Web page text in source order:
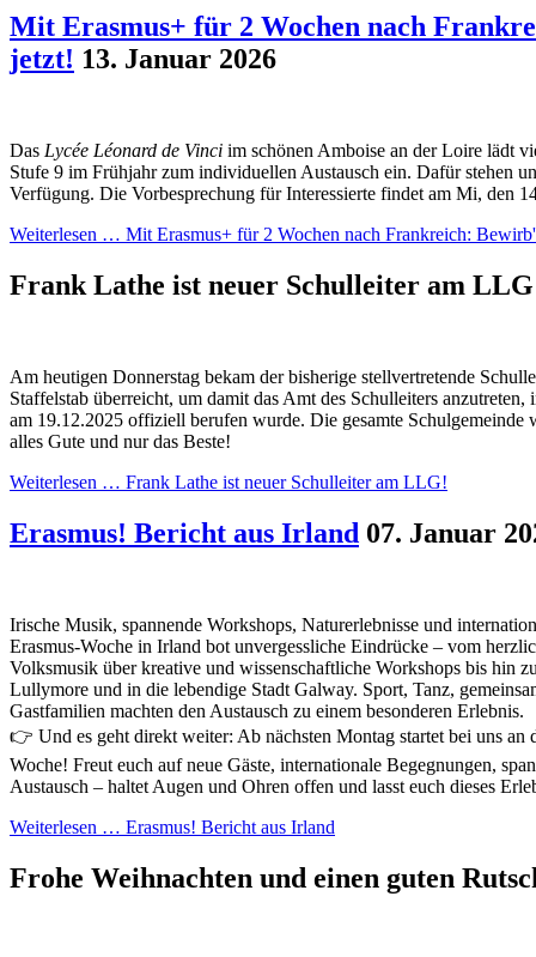
Mit Erasmus+ für 2 Wochen nach
jetzt! 13. Januar 2026
Das Lycée Léonard de Vinci im schönen Amboise an der Loire lädt
Stufe 9 im Frühjahr zum individuellen Austausch ein. Dafür stehen
Verfügung. Die Vorbesprechung für Interessierte findet am Mi, den
Weiterlesen … Mit Erasmus+ für 2 Wochen nach Frankreich:
Frank Lathe ist neuer Schulleiter am
Am heutigen Donnerstag bekam der bisherige stellvertretende
Staffelstab überreicht, um damit das Amt des Schulleiters anzutreten,
am 19.12.2025 offiziell berufen wurde. Die gesamte Schulgemeinde
alles Gute und nur das Beste!
Weiterlesen … Frank Lathe ist neuer Schulleiter am LLG!
Erasmus! Bericht aus Irland 07. Januar
Irische Musik, spannende Workshops, Naturerlebnisse und
Erasmus-Woche in Irland bot unvergessliche Eindrücke – vom
Volksmusik über kreative und wissenschaftliche Workshops bis hin
Lullymore und in die lebendige Stadt Galway. Sport, Tanz,
Gastfamilien machten den Austausch zu einem besonderen Erlebnis.
👉 Und es geht direkt weiter: Ab nächsten Montag startet bei uns an
Woche! Freut euch auf neue Gäste, internationale Begegnungen,
Austausch – haltet Augen und Ohren offen und lasst euch dieses
Weiterlesen … Erasmus! Bericht aus Irland
Frohe Weihnachten und einen guten